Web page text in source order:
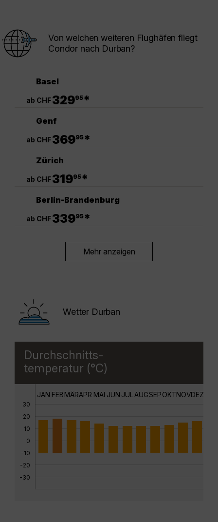
Von welchen weiteren Flughäfen fliegt
Condor nach Durban?
Basel
ab CHF32995*
Genf
ab CHF36995*
Zürich
ab CHF31995*
Berlin-Brandenburg
ab CHF33995*
Mehr anzeigen
Wetter Durban
Durchschnitts-
temperatur (°C)
30
20
10
0
-10
-20
-30
JAN FEBMÄRAPR MAI JUN JUL AUGSEPOKTNOVDEZ